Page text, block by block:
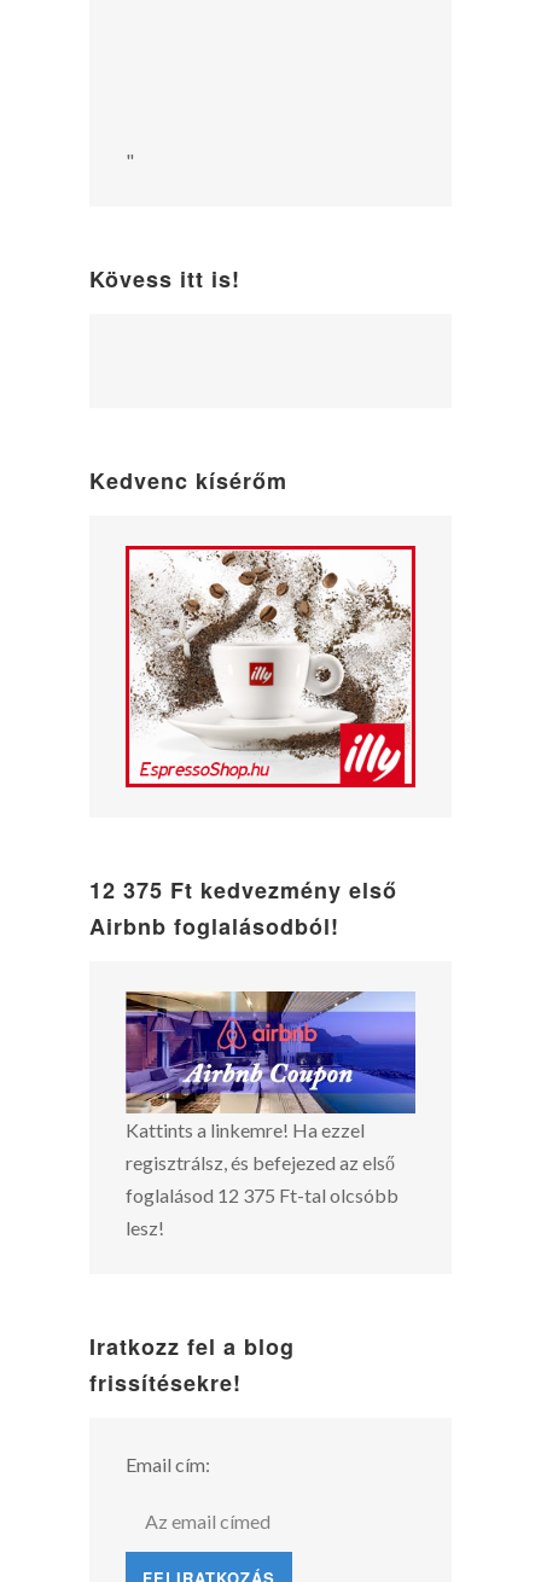
"
Kövess itt is!
Kedvenc kísérőm
12 375 Ft kedvezmény első
Airbnb foglalásodból!
Kattints a linkemre! Ha ezzel
regisztrálsz, és befejezed az első
foglalásod 12 375 Ft-tal olcsóbb
lesz!
Iratkozz fel a blog
frissítésekre!
Email cím: